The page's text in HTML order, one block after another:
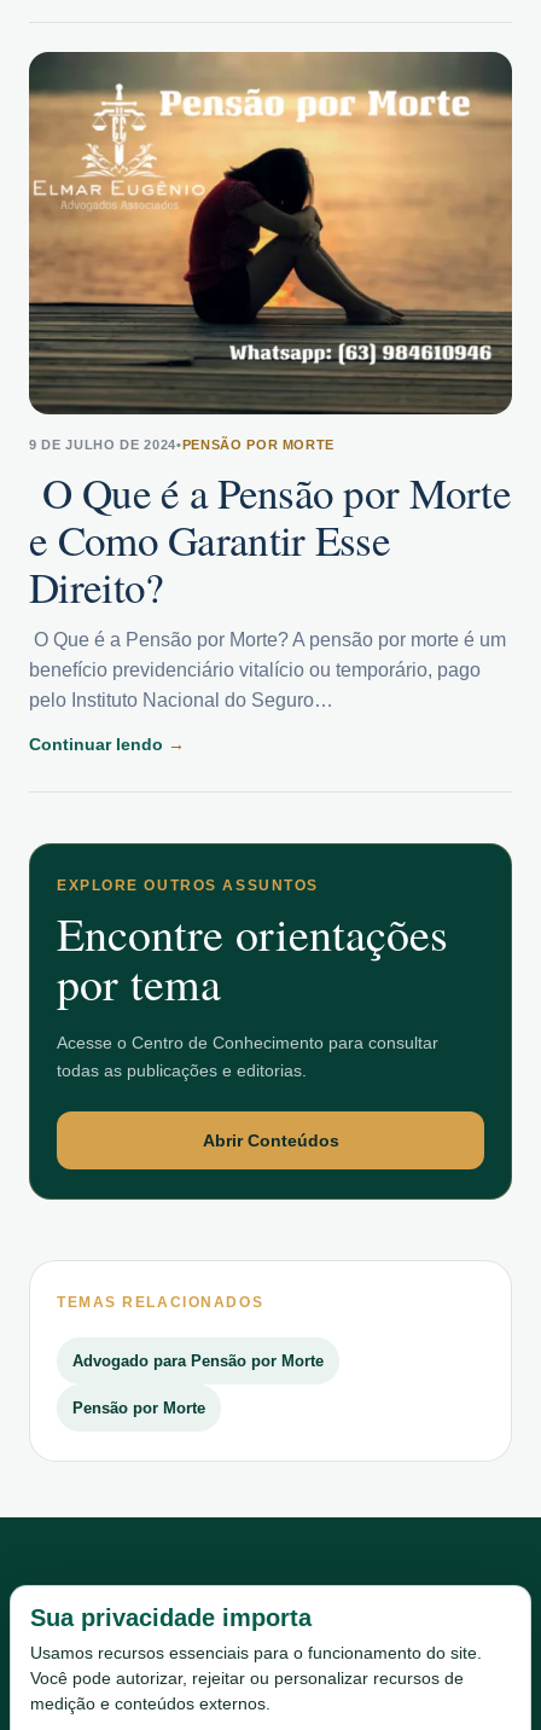
9 DE JULHO DE 2024•PENSÃO POR MORTE
O Que é a Pensão por Morte
e Como Garantir Esse
Direito?
O Que é a Pensão por Morte? A pensão por morte é um
benefício previdenciário vitalício ou temporário, pago
pelo Instituto Nacional do Seguro…
Continuar lendo →
EXPLORE OUTROS ASSUNTOS
Encontre orientações
por tema
Acesse o Centro de Conhecimento para consultar
todas as publicações e editorias.
Abrir Conteúdos
TEMAS RELACIONADOS
Advogado para Pensão por Morte
Pensão por Morte
InícioEscritórioServiçosConteúdo
Sua privacidade importa
Usamos recursos essenciais para o funcionamento do site.
Você pode autorizar, rejeitar ou personalizar recursos de
medição e conteúdos externos.